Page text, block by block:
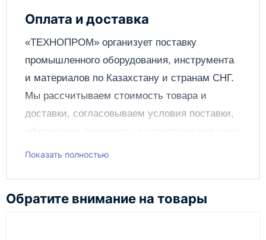
Оплата и доставка
«ТЕХНОПРОМ» организует поставку
промышленного оборудования, инструмента
и материалов по Казахстану и странам СНГ.
Мы рассчитываем стоимость товара и
доставки, согласовываем условия поставки,
до получения клиентом.
онлайн-форму заказа и укажите контакты для
Показать полностью
Обратите внимание на товары